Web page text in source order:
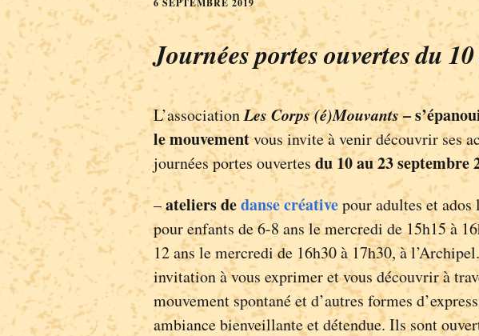
6 SEPTEMBRE 2019
Journées portes ouvertes du
L’associationLes Corps (é)Mouvants–
le mouvementvous invite à venir découvrir ses
journées portes ouvertesdu 10 au 23 septembre
–ateliers dedanse créativepour adultes et
pour enfants de 6-8 ans le mercredi de 15h15 à
12 ans le mercredi de 16h30 à 17h30, à
invitation à vous exprimer et vous découvrir à
mouvement spontané et d’autres formes
ambiance bienveillante et détendue. Ils sont